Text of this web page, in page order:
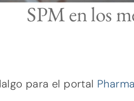
SPM en los
para el portal